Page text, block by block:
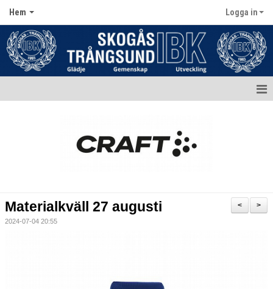
Hem Logga in
>
<
Materialkväll 27 augusti
2024-07-04 20:55